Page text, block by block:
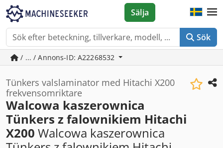
Sök
Sälja
/ ... / Annons-ID: A22268532
Tünkers valslaminator med Hitachi X200
frekvensomriktare
Walcowa kaszerownica
Tünkers z falownikiem Hitachi
X200 Walcowa kaszerownica